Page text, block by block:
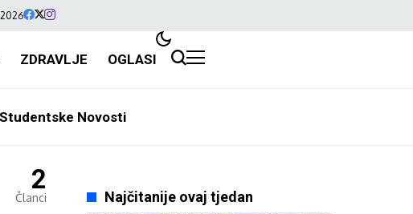
ZDRAVLJE OGLASI
Studentske Novosti
2
Članci Najčitanije ovaj tjedan